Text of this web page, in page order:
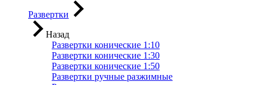
Развертки
Назад
Развертки конические 1:10
Развертки конические 1:30
Развертки конические 1:50
Развертки ручные разжимные